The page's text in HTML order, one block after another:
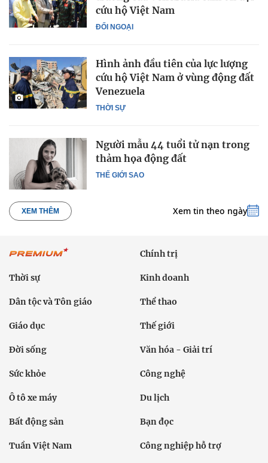
ĐỐI NGOẠI
cứu hộ Việt Nam
THỜI SỰ
Hình ảnh đầu tiên của lực lượng
cứu hộ Việt Nam ở vùng động đất
Venezuela
THẾ GIỚI SAO
Người mẫu 44 tuổi tử nạn trong
thảm họa động đất
XEM THÊM Xem tin theo ngày
Chính trị
Thời sự Kinh doanh
Dân tộc và Tôn giáo Thể thao
Giáo dục Thế giới
Đời sống Văn hóa - Giải trí
Sức khỏe Công nghệ
Ô tô xe máy Du lịch
Bất động sản Bạn đọc
Tuần Việt Nam Công nghiệp hỗ trợ